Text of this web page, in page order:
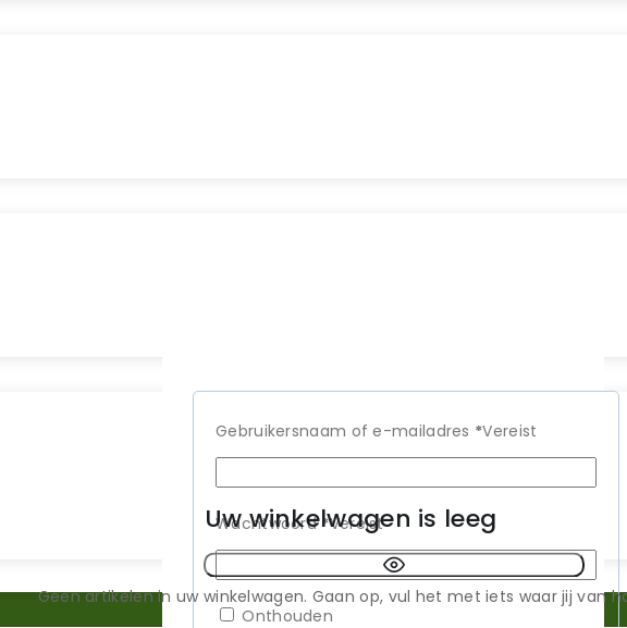
Gebruikersnaam of e-mailadres *Vereist
Wachtwoord*Vereist
Onthouden
Uw winkelwagen is leeg
Geen artikelen in uw winkelwagen. Gaan op, vul het met iets waar jij van